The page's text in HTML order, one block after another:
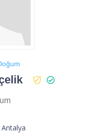
Antalya